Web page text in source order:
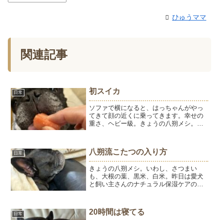
ひゅうママ
関連記事
日常 初スイカ
ソファで横になると、はっちゃんがやっ
てきて顔の近くに乗ってきます。幸せの
重さ、ヘビー級。きょうの八朔メシ。鶏
そして、初スイカ。ひゅうようは大好き
だったけど、はっちゃんは...
日常 八朔流こたつの入り方
きょうの八朔メシ。いわし、さつまい
も、大根の葉、黒米、白米。昨日は愛犬
と飼い主さんのナチュラル保湿ケアのオ
た。はっちゃんも鼻や肉球にクリームを
塗るモデルで参加しました。お...
日常 20時間は寝てる